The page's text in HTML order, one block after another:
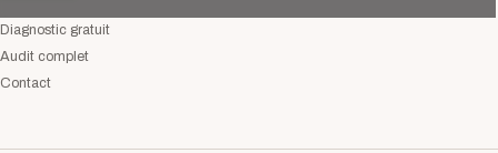
Diagnostic gratuit
Audit complet
Contact